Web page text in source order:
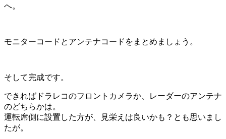
へ。
モニターコードとアンテナコードをまとめましょう。
そして完成です。
できればドラレコのフロントカメラか、レーダーのアンテナ
のどちらかは。
運転席側に設置した方が、見栄えは良いかも？とも思いまし
たが。